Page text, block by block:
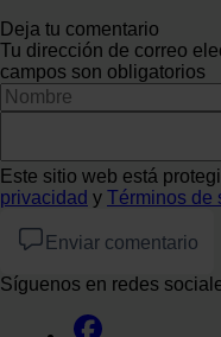
Deja tu comentario
Tu dirección de correo
campos son obligatorios
Este sitio web está
privacidad y Términos de
Enviar comentario
Síguenos en redes